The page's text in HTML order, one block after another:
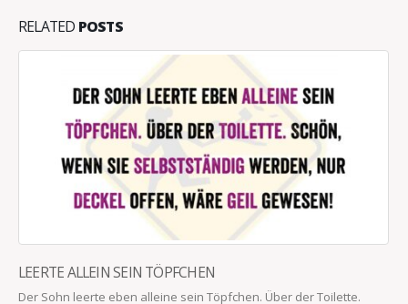
RELATED POSTS
Töpfchen. Über der Toilette.